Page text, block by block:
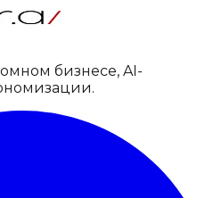
бизнесе, AI-